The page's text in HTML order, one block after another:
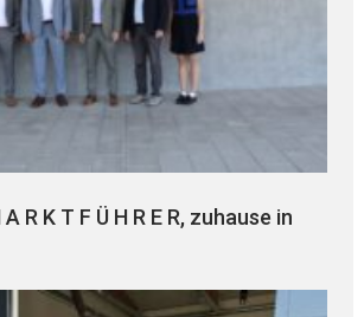
R K T F Ü H R E R, zuhause in